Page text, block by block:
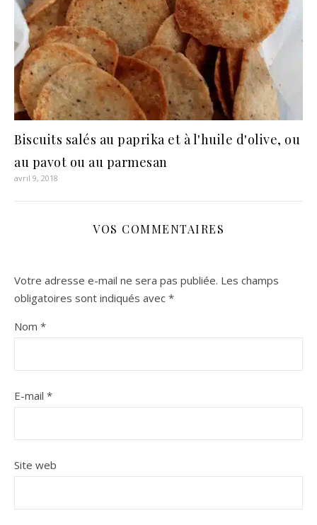
Biscuits salés au paprika et à l'huile d'olive, ou
au pavot ou au parmesan
avril 9, 2018
VOS COMMENTAIRES
Votre adresse e-mail ne sera pas publiée. Les champs
obligatoires sont indiqués avec *
Nom *
E-mail *
Site web